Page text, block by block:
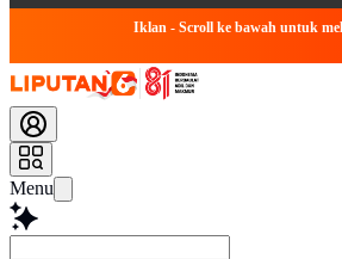
Iklan - Scroll ke bawah untuk
Menu